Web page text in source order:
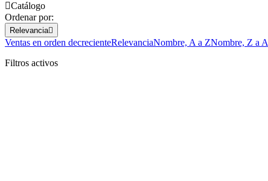
Catálogo
Ordenar por:
Relevancia
Ventas en orden decrecienteRelevanciaNombre, A a ZNombre, Z a A
Filtros activos